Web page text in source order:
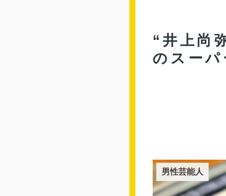
“井上尚
のスー
男性芸能人